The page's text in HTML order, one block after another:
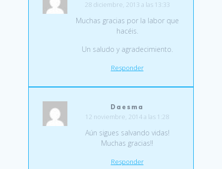
28 diciembre, 2013 a las 13:33
Muchas gracias por la labor que
hacéis.
Un saludo y agradecimiento.
Responder
Daesma
12 noviembre, 2014 a las 1:28
Aún sigues salvando vidas!
Muchas gracias!!
Responder